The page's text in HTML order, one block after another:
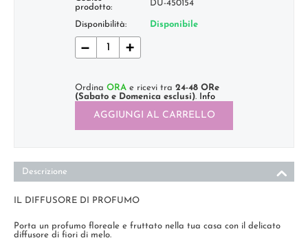
prodotto:
DU-450154
Disponibilità: Disponibile
+
−
Ordina ORA e ricevi tra 24-48 ORe
(Sabato e Domenica esclusi). Info
AGGIUNGI AL CARRELLO
Descrizione
IL DIFFUSORE DI PROFUMO
Porta un profumo floreale e fruttato nella tua casa con il delicato
diffusore di fiori di melo.